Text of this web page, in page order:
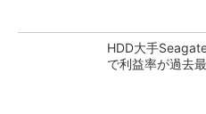
HDD大手
で利益率が過去